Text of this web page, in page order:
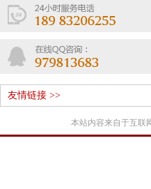
友情链接 >>
本站内容来自于互联